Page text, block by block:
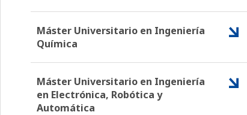
Máster Universitario en Ingeniería
Química
Máster Universitario en Ingeniería
en Electrónica, Robótica y
Automática